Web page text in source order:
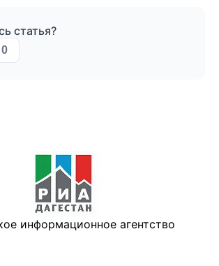
статья?
0
информационное агентство